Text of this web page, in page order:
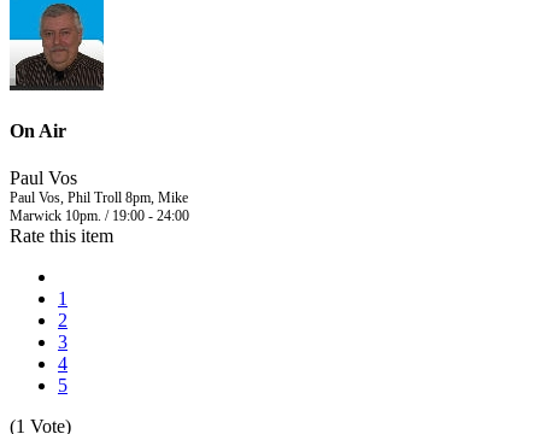
On Air
Paul Vos
Paul Vos, Phil Troll 8pm, Mike
Marwick 10pm. / 19:00 - 24:00
Rate this item
1
2
3
4
5
(1 Vote)